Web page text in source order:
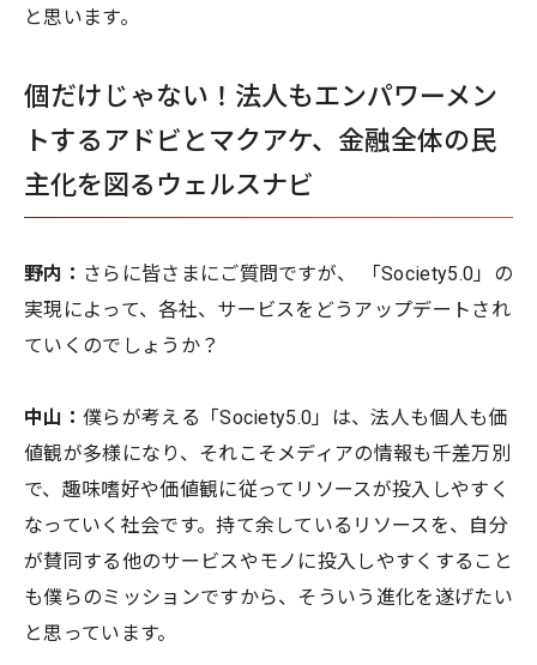
と思います。
個だけじゃない！法人もエンパワーメン
トするアドビとマクアケ、金融全体の民
主化を図るウェルスナビ
野内： さらに皆さまにご質問ですが、 「Society5.0」の
実現によって、各社、サービスをどうアップデートされ
ていくのでしょうか？
中山： 僕らが考える「Society5.0」は、法人も個人も価
値観が多様になり、それこそメディアの情報も千差万別
で、趣味嗜好や価値観に従ってリソースが投入しやすく
なっていく社会です。持て余しているリソースを、自分
が賛同する他のサービスやモノに投入しやすくすること
も僕らのミッションですから、そういう進化を遂げたい
と思っています。